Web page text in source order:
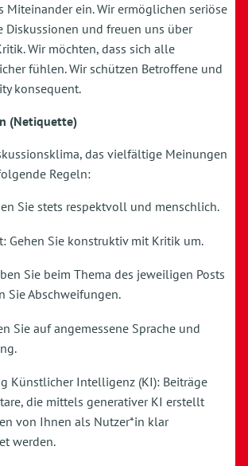
Miteinander ein. Wir ermöglichen seriöse
Diskussionen und freuen uns über
Wir möchten, dass sich alle
fühlen. Wir schützen Betroffene und
konsequent.
(Netiquette)
das vielfältige Meinungen
Regeln:
Sie stets respektvoll und menschlich.
Gehen Sie konstruktiv mit Kritik um.
Sie beim Thema des jeweiligen Posts
Sie Abschweifungen.
Sie auf angemessene Sprache und
Künstlicher Intelligenz (KI): Beiträge
die mittels generativer KI erstellt
von Ihnen als Nutzer*in klar
werden.